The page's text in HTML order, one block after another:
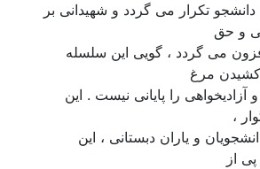
تکرار می گردد و شهیدانی بر
و حق
می گردد ، گویی این سلسله
کشیدن مرغ
را پایانی نیست . این
،
و یاران دبستانی ، این
از